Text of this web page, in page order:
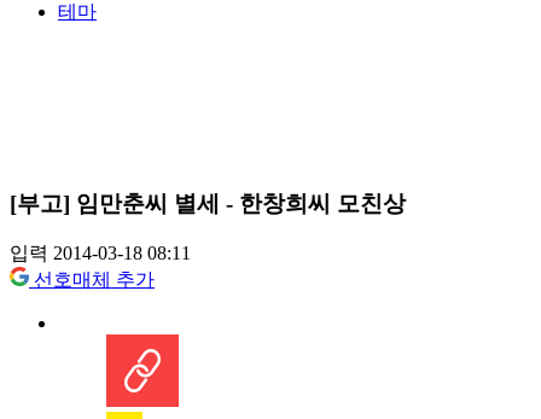
테마
[부고] 임만춘씨 별세 - 한창희씨 모친상
입력 2014-03-18 08:11
선호매체 추가